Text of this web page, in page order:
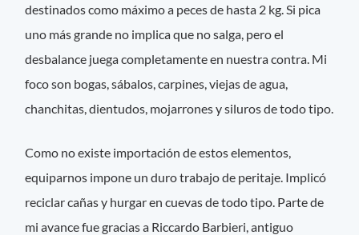
destinados como máximo a peces de hasta 2 kg. Si pica
uno más grande no implica que no salga, pero el
desbalance juega completamente en nuestra contra. Mi
foco son bogas, sábalos, carpines, viejas de agua,
chanchitas, dientudos, mojarrones y siluros de todo tipo.
Como no existe importación de estos elementos,
equiparnos impone un duro trabajo de peritaje. Implicó
reciclar cañas y hurgar en cuevas de todo tipo. Parte de
mi avance fue gracias a Riccardo Barbieri, antiguo